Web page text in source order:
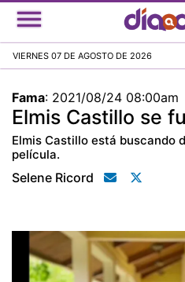
al
VIERNES 07 DE AGOSTO DE 2026
Fama: 2021/08/24 08:00am
Elmis Castillo se
Elmis Castillo está buscando
película.
Selene Ricord